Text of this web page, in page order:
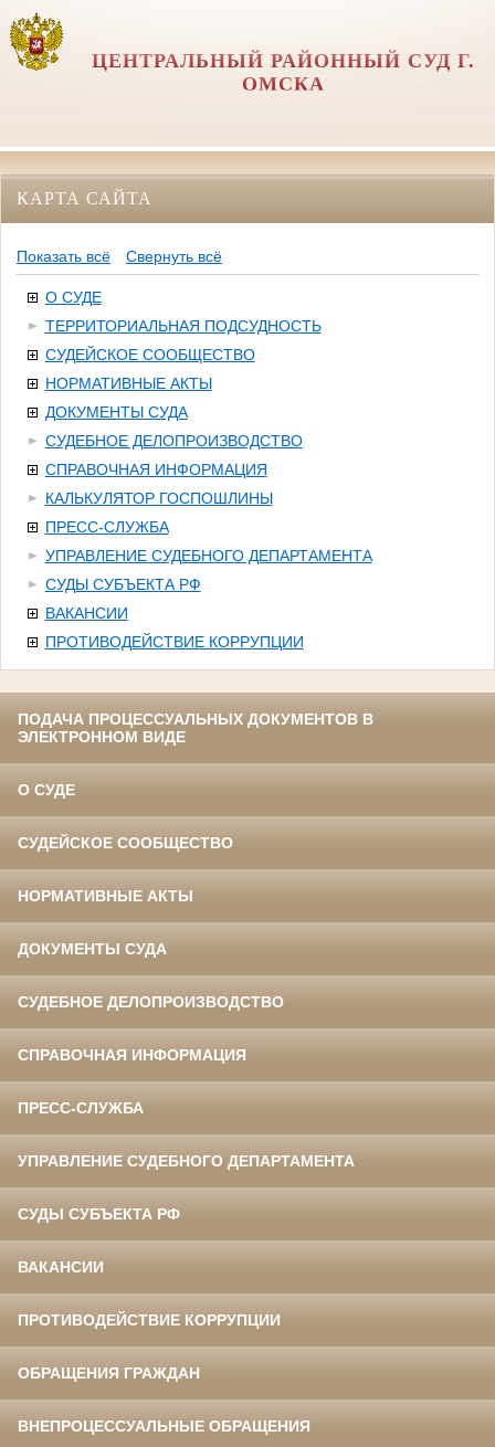
ЦЕНТРАЛЬНЫЙ РАЙОННЫЙ СУД Г.
ОМСКА
КАРТА САЙТА
Показать всё Свернуть всё
О СУДЕ
ТЕРРИТОРИАЛЬНАЯ ПОДСУДНОСТЬ
СУДЕЙСКОЕ СООБЩЕСТВО
НОРМАТИВНЫЕ АКТЫ
ДОКУМЕНТЫ СУДА
СУДЕБНОЕ ДЕЛОПРОИЗВОДСТВО
СПРАВОЧНАЯ ИНФОРМАЦИЯ
КАЛЬКУЛЯТОР ГОСПОШЛИНЫ
ПРЕСС-СЛУЖБА
УПРАВЛЕНИЕ СУДЕБНОГО ДЕПАРТАМЕНТА
СУДЫ СУБЪЕКТА РФ
ВАКАНСИИ
ПРОТИВОДЕЙСТВИЕ КОРРУПЦИИ
ПОДАЧА ПРОЦЕССУАЛЬНЫХ ДОКУМЕНТОВ В
ЭЛЕКТРОННОМ ВИДЕ
О СУДЕ
СУДЕЙСКОЕ СООБЩЕСТВО
НОРМАТИВНЫЕ АКТЫ
ДОКУМЕНТЫ СУДА
СУДЕБНОЕ ДЕЛОПРОИЗВОДСТВО
СПРАВОЧНАЯ ИНФОРМАЦИЯ
ПРЕСС-СЛУЖБА
УПРАВЛЕНИЕ СУДЕБНОГО ДЕПАРТАМЕНТА
СУДЫ СУБЪЕКТА РФ
ВАКАНСИИ
ПРОТИВОДЕЙСТВИЕ КОРРУПЦИИ
ОБРАЩЕНИЯ ГРАЖДАН
ВНЕПРОЦЕССУАЛЬНЫЕ ОБРАЩЕНИЯ